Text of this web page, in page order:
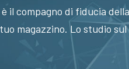
è il compagno di fiducia
magazzino. Lo studio